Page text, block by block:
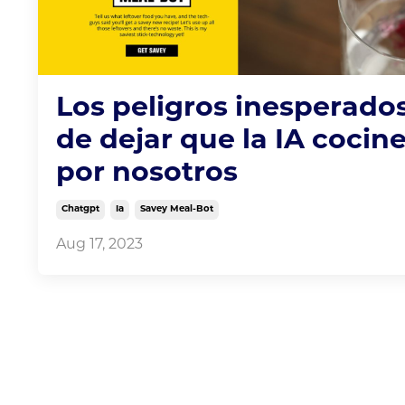
Los peligros
de dejar que la IA
por nosotros
Chatgpt Ia Savey Meal-Bot
Aug 17, 2023